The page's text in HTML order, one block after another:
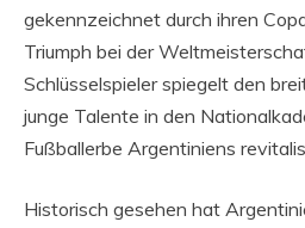
gekennzeichnet durch ihren
Triumph bei der
Schlüsselspieler spiegelt den
junge Talente in den
Fußballerbe Argentiniens
Historisch gesehen hat